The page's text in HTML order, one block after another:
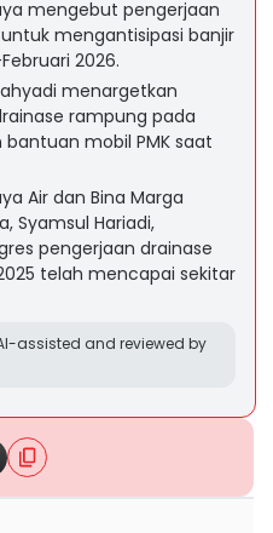
mengebut pengerjaan
mengantisipasi banjir
2026.
menargetkan
rampung pada
mobil PMK saat
Air dan Bina Marga
Syamsul Hariadi,
pengerjaan drainase
telah mencapai sekitar
assisted and reviewed by